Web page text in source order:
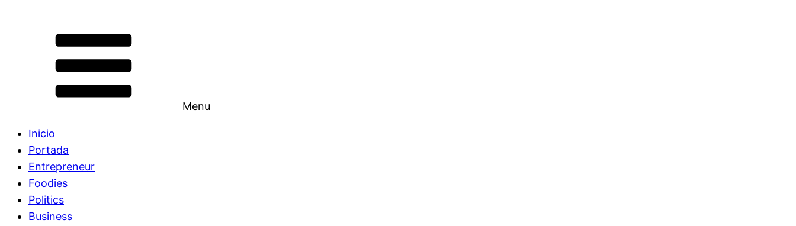
Menu
Inicio
Portada
Entrepreneur
Foodies
Politics
Business